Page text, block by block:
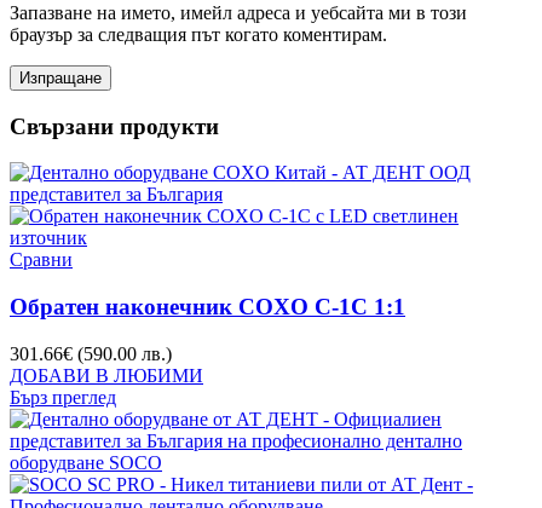
Запазване на името, имейл адреса и уебсайта ми в този
браузър за следващия път когато коментирам.
Свързани продукти
Сравни
Обратен наконечник COXO C-1C 1:1
301.66€ (590.00 лв.)
ДОБАВИ В ЛЮБИМИ
Бърз преглед